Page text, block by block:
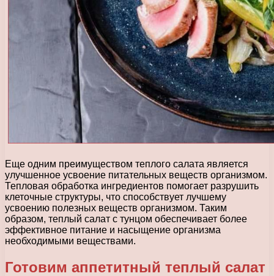
Еще одним преимуществом теплого салата является
улучшенное усвоение питательных веществ организмом.
Тепловая обработка ингредиентов помогает разрушить
клеточные структуры, что способствует лучшему
усвоению полезных веществ организмом. Таким
образом, теплый салат с тунцом обеспечивает более
эффективное питание и насыщение организма
необходимыми веществами.
Готовим аппетитный теплый салат